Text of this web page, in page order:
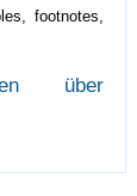
footnotes,
über